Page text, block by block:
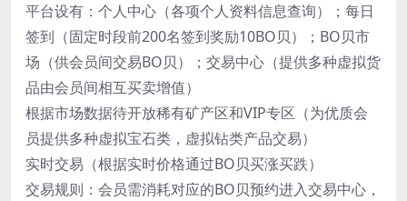
平台设有：个人中心（各项个人资料信息查询）；每日
签到（固定时段前200名签到奖励10BO贝）；BO贝市
场（供会员间交易BO贝）；交易中心（提供多种虚拟货
品由会员间相互买卖增值）
根据市场数据待开放稀有矿产区和VIP专区（为优质会
员提供多种虚拟宝石类，虚拟钻类产品交易）
实时交易（根据实时价格通过BO贝买涨买跌）
交易规则：会员需消耗对应的BO贝预约进入交易中心，